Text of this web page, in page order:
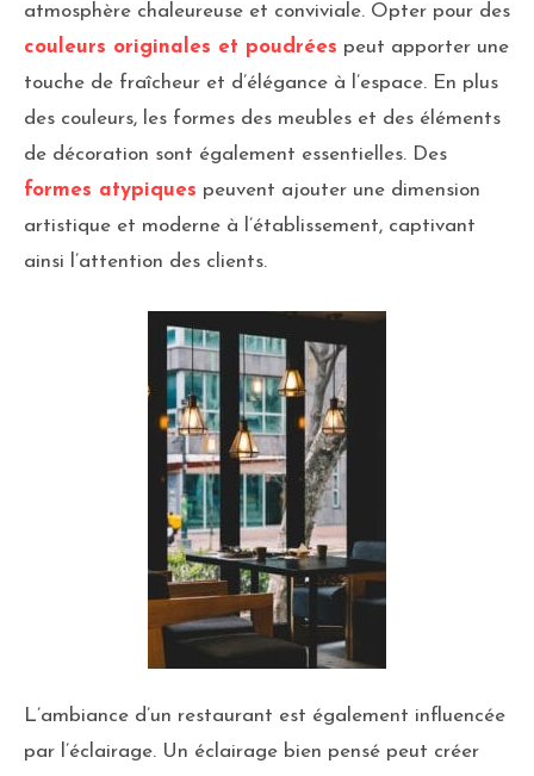
atmosphère chaleureuse et conviviale. Opter pour des
couleurs originales et poudrées peut apporter une
touche de fraîcheur et d’élégance à l’espace. En plus
des couleurs, les formes des meubles et des éléments
de décoration sont également essentielles. Des
formes atypiques peuvent ajouter une dimension
artistique et moderne à l’établissement, captivant
ainsi l’attention des clients.
L’ambiance d’un restaurant est également influencée
par l’éclairage. Un éclairage bien pensé peut créer